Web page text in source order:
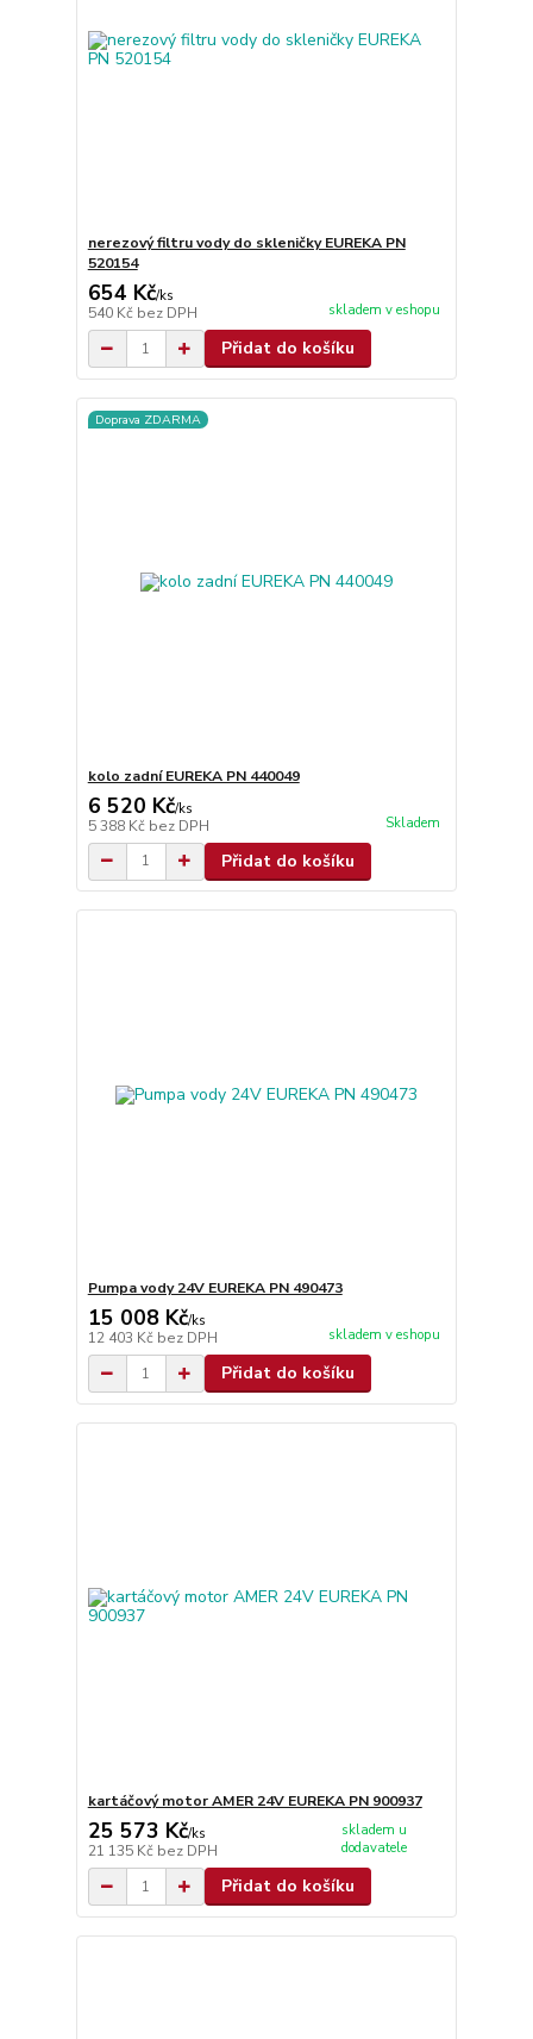
nerezový filtru vody do skleničky EUREKA PN
520154
654 Kč/ks
540 Kč bez DPH skladem v eshopu
Přidat do košíku
Doprava ZDARMA
kolo zadní EUREKA PN 440049
6 520 Kč/ks
5 388 Kč bez DPH Skladem
Přidat do košíku
Pumpa vody 24V EUREKA PN 490473
15 008 Kč/ks
12 403 Kč bez DPH skladem v eshopu
Přidat do košíku
kartáčový motor AMER 24V EUREKA PN 900937
25 573 Kč/ks
21 135 Kč bez DPH
skladem u
dodavatele
Přidat do košíku